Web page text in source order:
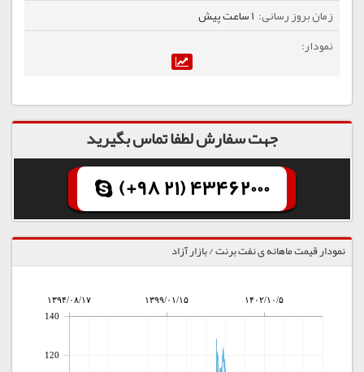
1 ساعت پیش
جهت سفارش لطفا تماس بگیرید
(+98 21) 43462000
نمودار قیمت ماهانه ی نفت برنت / بازار آزاد
۱۳۹۴/۰۸/۱۷ ۱۳۹۹/۰۱/۱۵ ۱۴۰۲/۱۰/۵
120
140